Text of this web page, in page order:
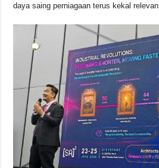
daya saing perniagaan terus kekal relevan.